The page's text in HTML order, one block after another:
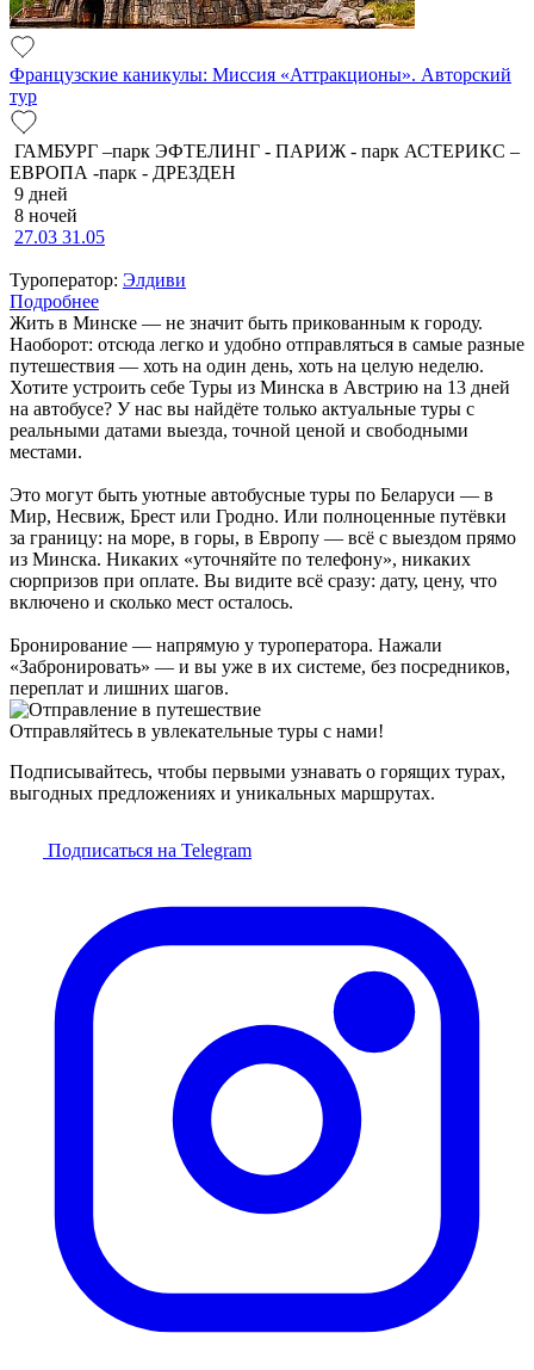
Французские каникулы: Миссия «Аттракционы». Авторский
тур
ГАМБУРГ –парк ЭФТЕЛИНГ - ПАРИЖ - парк АСТЕРИКС –
ЕВРОПА -парк - ДРЕЗДЕН
9 дней
8 ночей
27.03 31.05
Туроператор: Элдиви
Подробнее
Жить в Минске — не значит быть прикованным к городу.
Наоборот: отсюда легко и удобно отправляться в самые разные
путешествия — хоть на один день, хоть на целую неделю.
Хотите устроить себе Туры из Минска в Австрию на 13 дней
на автобусе? У нас вы найдёте только актуальные туры с
реальными датами выезда, точной ценой и свободными
местами.
Это могут быть уютные автобусные туры по Беларуси — в
Мир, Несвиж, Брест или Гродно. Или полноценные путёвки
за границу: на море, в горы, в Европу — всё с выездом прямо
из Минска. Никаких «уточняйте по телефону», никаких
сюрпризов при оплате. Вы видите всё сразу: дату, цену, что
включено и сколько мест осталось.
Бронирование — напрямую у туроператора. Нажали
«Забронировать» — и вы уже в их системе, без посредников,
переплат и лишних шагов.
Отправляйтесь в увлекательные туры с нами!
Подписывайтесь, чтобы первыми узнавать о горящих турах,
выгодных предложениях и уникальных маршрутах.
Подписаться на Telegram